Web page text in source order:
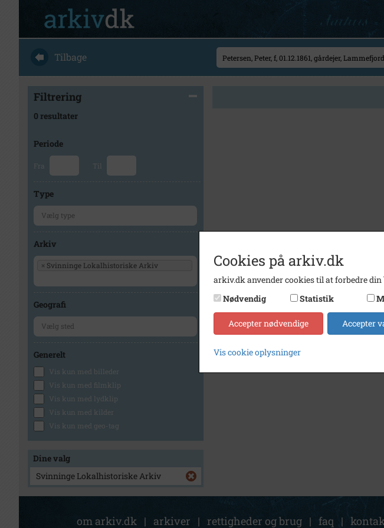
Tilbage
Filtrering
0 resultater
Periode
Fra Til
Type
Arkiv
× Svinninge Lokalhistoriske Arkiv
Geografi
Generelt
Vis kun med billeder
Vis kun med filmklip
Vis kun med lydklip
Vis kun med kilder
Vis kun med geo-tag
Dine valg
Svinninge Lokalhistoriske Arkiv
om arkiv.dk | arkiver | rettigheder og brug | faq |
Cookies på arkiv.dk
arkiv.dk anvender cookies til at forbedre
Nødvendig
Statistik
Accepter nødvendige Accepter
Vis cookie oplysninger